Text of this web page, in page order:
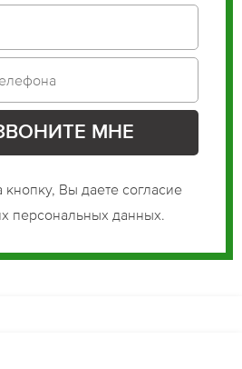
Вы даете согласие
персональных данных.